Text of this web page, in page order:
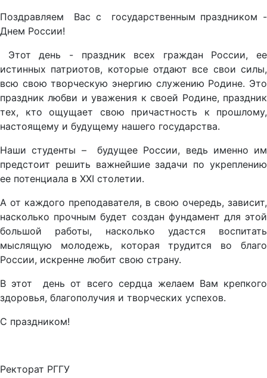
Поздравляем Вас с государственным праздником -
Днем России!
Этот день - праздник всех граждан России, ее
истинных патриотов, которые отдают все свои силы,
всю свою творческую энергию служению Родине. Это
праздник любви и уважения к своей Родине, праздник
тех, кто ощущает свою причастность к прошлому,
настоящему и будущему нашего государства.
Наши студенты – будущее России, ведь именно им
предстоит решить важнейшие задачи по укреплению
ее потенциала в XXI столетии.
А от каждого преподавателя, в свою очередь, зависит,
насколько прочным будет создан фундамент для этой
большой работы, насколько удастся воспитать
мыслящую молодежь, которая трудится во благо
России, искренне любит свою страну.
В этот день от всего сердца желаем Вам крепкого
здоровья, благополучия и творческих успехов.
С праздником!
Ректорат РГГУ